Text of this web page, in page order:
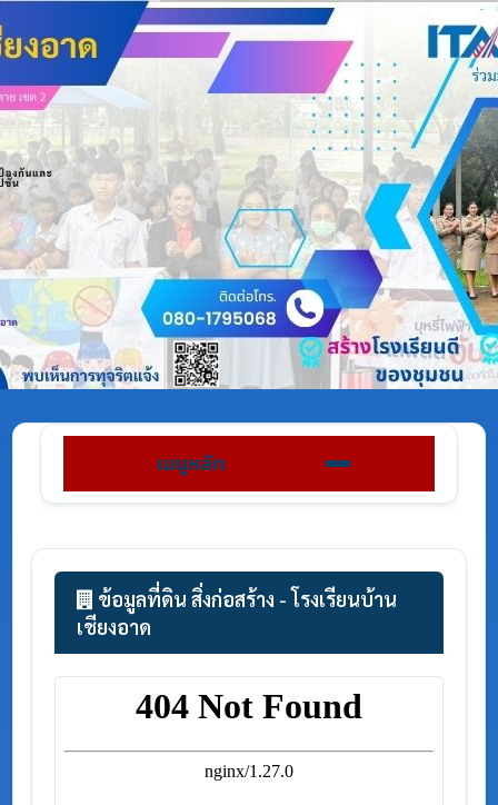
เมนูหลัก
ข้อมูลที่ดิน สิ่งก่อสร้าง - โรงเรียนบ้าน
เชียงอาด